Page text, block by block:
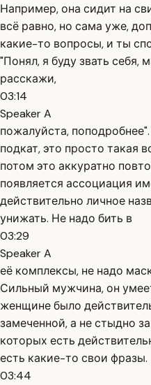
Например, она сидит на
всё равно, но сама уже,
какие-то вопросы, и ты
"Понял, я буду звать себя,
расскажи,
03:14
Speaker A
пожалуйста,
подкат, это просто такая
потом это аккуратно
появляется ассоциация
действительно личное
унижать. Не надо бить в
03:29
Speaker A
её комплексы, не надо
Сильный мужчина, он
женщине было
замеченной, а не стыдно
которых есть
есть какие-то свои фразы.
03:44